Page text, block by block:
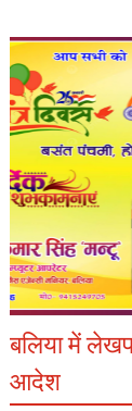
बलिया में
आदेश